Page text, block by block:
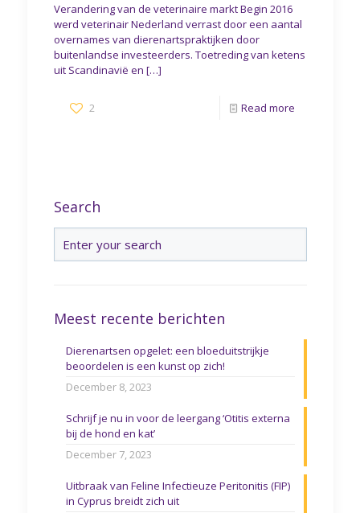
Verandering van de veterinaire markt Begin 2016
werd veterinair Nederland verrast door een aantal
overnames van dierenartspraktijken door
buitenlandse investeerders. Toetreding van ketens
uit Scandinavië en […]
2 Read more
Search
Meest recente berichten
Dierenartsen opgelet: een bloeduitstrijkje
beoordelen is een kunst op zich!
December 8, 2023
Schrijf je nu in voor de leergang ‘Otitis externa
bij de hond en kat’
December 7, 2023
Uitbraak van Feline Infectieuze Peritonitis (FIP)
in Cyprus breidt zich uit